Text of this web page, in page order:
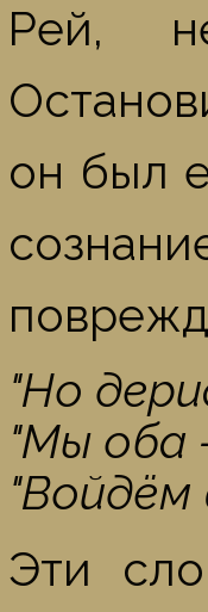
Рей,
он был
"Но
"Мы оба
"Войдём
Эти